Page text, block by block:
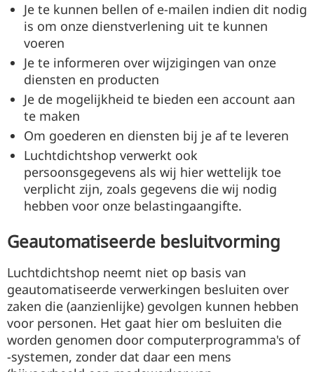
Je te kunnen bellen of e-mailen indien dit nodig
is om onze dienstverlening uit te kunnen
voeren
Je te informeren over wijzigingen van onze
diensten en producten
Je de mogelijkheid te bieden een account aan
te maken
Om goederen en diensten bij je af te leveren
Luchtdichtshop verwerkt ook
persoonsgegevens als wij hier wettelijk toe
verplicht zijn, zoals gegevens die wij nodig
hebben voor onze belastingaangifte.
Geautomatiseerde besluitvorming
Luchtdichtshop neemt niet op basis van
geautomatiseerde verwerkingen besluiten over
zaken die (aanzienlijke) gevolgen kunnen hebben
voor personen. Het gaat hier om besluiten die
worden genomen door computerprogramma's of
-systemen, zonder dat daar een mens